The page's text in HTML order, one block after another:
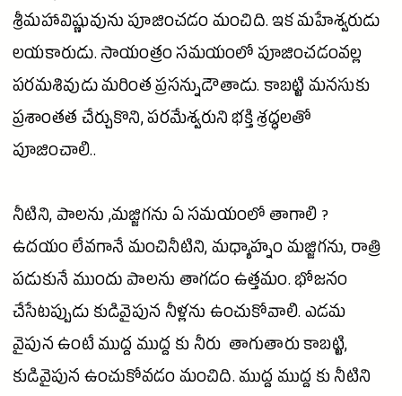
శ్రీమహావిష్ణువును పూజించడం మంచిది. ఇక మహేశ్వరుడు
లయకారుడు. సాయంత్రం సమయంలో పూజించడంవల్ల
పరమశివుడు మరింత ప్రసన్నుడౌతాడు. కాబట్టి మనసుకు
ప్రశాంతత చేర్చుకొని, పరమేశ్వరుని భక్తి శ్రద్ధలతో
పూజించాలి..
నీటిని, పాలను ,మజ్జిగను ఏ సమయంలో తాగాలి ?
ఉదయం లేవగానే మంచినీటిని, మధ్యాహ్నం మజ్జిగను, రాత్రి
పడుకునే ముందు పాలను తాగడం ఉత్తమం. భోజనం
చేసేటప్పుడు కుడివైపున నీళ్లను ఉంచుకోవాలి. ఎడమ
వైపున ఉంటే ముద్ద ముద్ద కు నీరు తాగుతారు కాబట్టి,
కుడివైపున ఉంచుకోవడం మంచిది. ముద్ద ముద్ద కు నీటిని